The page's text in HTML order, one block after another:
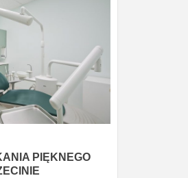
PIĘKNEGO